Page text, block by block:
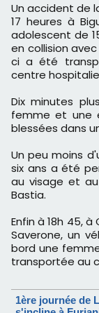
Un accident de la route est survenu ce 15 septembre, à
17 heures à
adolescent de
en collision
ci a été
centre
Dix minutes
femme et une
blessées dans
Un peu moins
six ans a été
au visage et
Bastia.
Enfin à 18h 45,
Saverone, un
bord une
transportée au
1ère journée de